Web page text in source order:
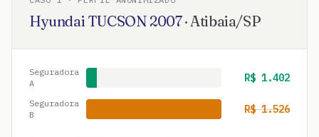
Hyundai TUCSON 2007·Atibaia/SP
Seguradora
A
R$ 1.402
Seguradora
B
R$1.526